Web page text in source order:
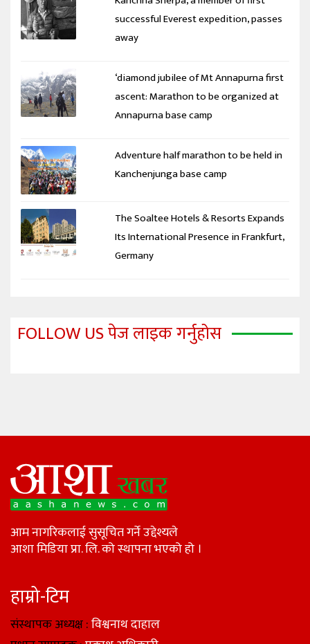
successful Everest expedition, passes
away
‘diamond jubilee of Mt Annapurna first
ascent: Marathon to be organized at
Annapurna base camp
Adventure half marathon to be held in
Kanchenjunga base camp
The Soaltee Hotels & Resorts Expands
Its International Presence in Frankfurt,
Germany
FOLLOW US पेज लाइक गर्नुहोस
आम नागरिकलाई सुसूचित गर्ने उद्देश्यले
आशा मिडिया प्रा. लि. को स्थापना भएको हो ।
हाम्रो-टिम
संस्थापक अध्यक्ष :विश्वनाथ दाहाल